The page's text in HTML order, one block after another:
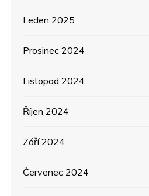
Leden 2025
Prosinec 2024
Listopad 2024
Říjen 2024
Září 2024
Červenec 2024